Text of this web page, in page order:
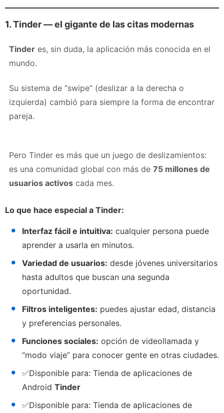
1. Tinder — el gigante de las citas modernas
Tinder es, sin duda, la aplicación más conocida en el
mundo.
Su sistema de “swipe” (deslizar a la derecha o
izquierda) cambió para siempre la forma de encontrar
pareja.
Pero Tinder es más que un juego de deslizamientos:
es una comunidad global con más de 75 millones de
usuarios activos cada mes.
Lo que hace especial a Tinder:
Interfaz fácil e intuitiva: cualquier persona puede
aprender a usarla en minutos.
Variedad de usuarios: desde jóvenes universitarios
hasta adultos que buscan una segunda
oportunidad.
Filtros inteligentes: puedes ajustar edad, distancia
y preferencias personales.
Funciones sociales: opción de videollamada y
“modo viaje” para conocer gente en otras ciudades.
✅Disponible para: Tienda de aplicaciones de
Android Tinder
✅Disponible para: Tienda de aplicaciones de